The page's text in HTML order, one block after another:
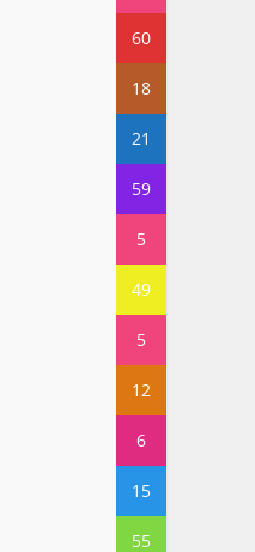
60
18
21
59
5
49
5
12
6
15
55